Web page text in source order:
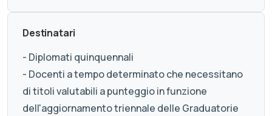
Destinatari
- Diplomati quinquennali
- Docenti a tempo determinato che necessitano
di titoli valutabili a punteggio in funzione
dell'aggiornamento triennale delle Graduatorie